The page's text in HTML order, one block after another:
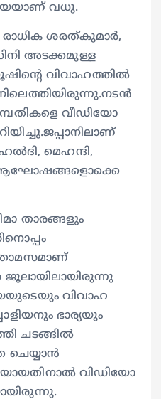
വധു.
ശരത്കുമാർ,
അടക്കമുള്ള
വിവാഹത്തിൽ
വീഡിയോ
മെഹന്ദി,
താരങ്ങളും
ജൂലായിലായിരുന്നു
വിവാഹ
ഭാര്യയും
ചടങ്ങിൽ
ചെയ്യാൻ
വിഡിയോ